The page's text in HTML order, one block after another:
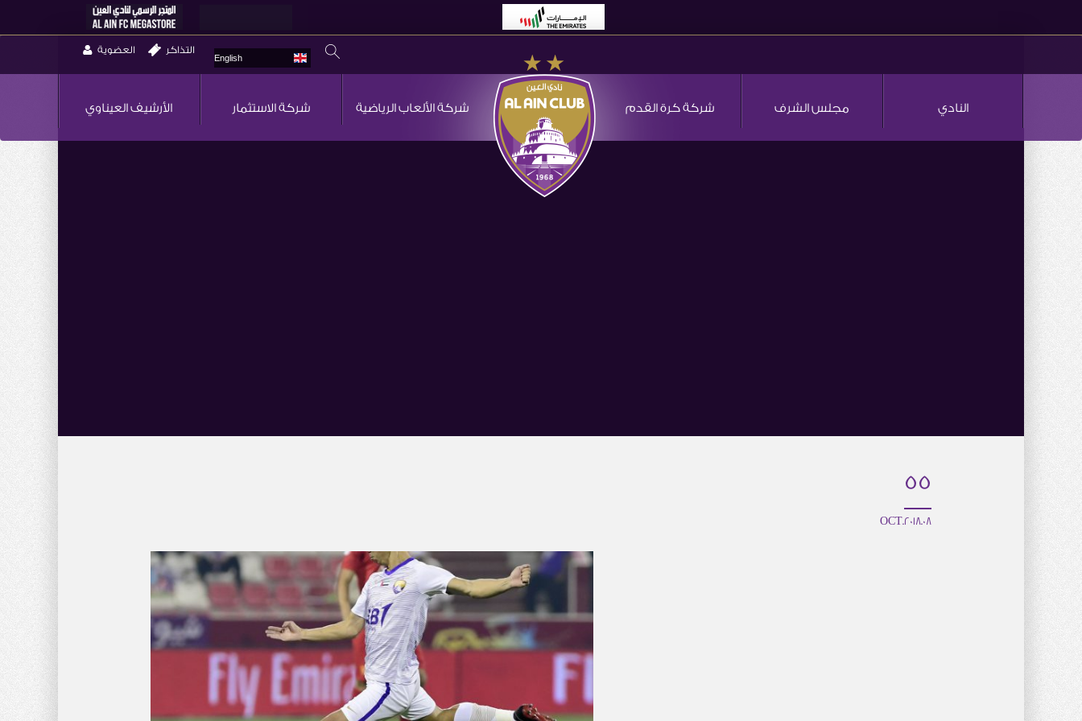
English
التذاكر العضوية
النادي مجلس الشرف شركة كرة القدم الأرشيف العيناوي شركة الاستثمار شركة الألعاب الرياضية
55
08.OCT.2018